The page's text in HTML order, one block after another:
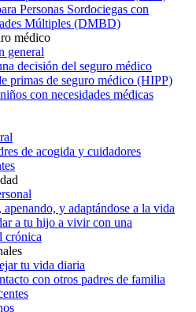
Personas Sordociegas con
Múltiples (DMBD)
médico
general
decisión del seguro médico
primas de seguro médico (HIPP)
con necesidades médicas
de acogida y cuidadores
apenando, y adaptándose a la vida
a tu hijo a vivir con una
crónica
tu vida diaria
con otros padres de familia